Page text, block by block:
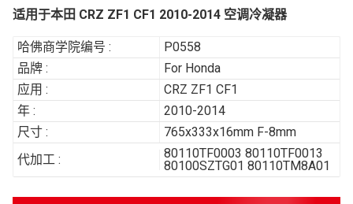
适用于本田 CRZ ZF1 CF1 2010-2014 空调冷凝器
哈佛商学院编号 :
P0558
品牌 :
For Honda
应用 :
CRZ ZF1 CF1
年 :
2010-2014
尺寸 :
765x333x16mm F-8mm
代加工 :
80110TF0003 80110TF0013
80100SZTG01 80110TM8A01